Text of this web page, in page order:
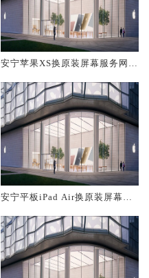
安宁苹果XS换原装屏幕服务网点
安宁平板iPad Air换原装屏幕服